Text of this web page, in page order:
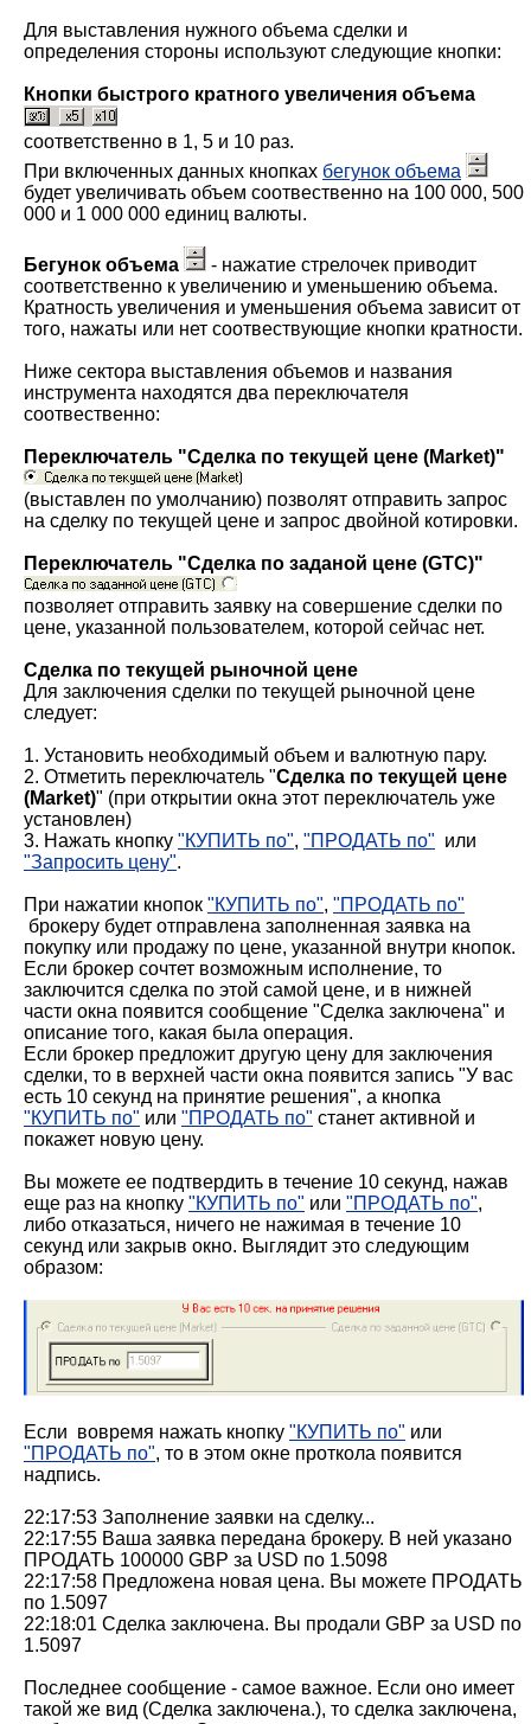
Для выставления нужного объема сделки и
определения стороны используют следующие кнопки:
Кнопки быстрого кратного увеличения объема
соответственно в 1, 5 и 10 раз.
При включенных данных кнопках бегунок объема
будет увеличивать объем соотвественно на 100 000, 500
000 и 1 000 000 единиц валюты.
Бегунок объема
- нажатие стрелочек приводит
соответственно к увеличению и уменьшению объема.
Кратность увеличения и уменьшения объема зависит от
того, нажаты или нет соотвествующие кнопки кратности.
Ниже сектора выставления объемов и названия
инструмента находятся два переключателя
соотвественно:
Переключатель "Сделка по текущей цене (Market)"
(выставлен по умолчанию) позволят отправить запрос
на сделку по текущей цене и запрос двойной котировки.
Переключатель "Сделка по заданой цене (GTC)"
позволяет отправить заявку на совершение сделки по
цене, указанной пользователем, которой сейчас нет.
Сделка по текущей рыночной цене
Для заключения сделки по текущей рыночной цене
следует:
1. Установить необходимый объем и валютную пару.
2. Отметить переключатель "Сделка по текущей цене
(Market)" (при открытии окна этот переключатель уже
установлен)
3. Нажать кнопку "КУПИТЬ по", "ПРОДАТЬ по" или
"Запросить цену".
При нажатии кнопок "КУПИТЬ по", "ПРОДАТЬ по"
брокеру будет отправлена заполненная заявка на
покупку или продажу по цене, указанной внутри кнопок.
Если брокер сочтет возможным исполнение, то
заключится сделка по этой самой цене, и в нижней
части окна появится сообщение "Сделка заключена" и
описание того, какая была операция.
Если брокер предложит другую цену для заключения
сделки, то в верхней части окна появится запись "У вас
есть 10 секунд на принятие решения", а кнопка
"КУПИТЬ по" или "ПРОДАТЬ по" станет активной и
покажет новую цену.
Вы можете ее подтвердить в течение 10 секунд, нажав
еще раз на кнопку "КУПИТЬ по" или "ПРОДАТЬ по",
либо отказаться, ничего не нажимая в течение 10
секунд или закрыв окно. Выглядит это следующим
образом:
Если вовремя нажать кнопку "КУПИТЬ по" или
"ПРОДАТЬ по", то в этом окне проткола появится
надпись.
22:17:53 Заполнение заявки на сделку...
22:17:55 Ваша заявка передана брокеру. В ней указано
ПРОДАТЬ 100000 GBP за USD по 1.5098
22:17:58 Предложена новая цена. Вы можете ПРОДАТЬ
по 1.5097
22:18:01 Сделка заключена. Вы продали GBP за USD по
1.5097
Последнее сообщение - самое важное. Если оно имеет
такой же вид (Сделка заключена.), то сделка заключена,